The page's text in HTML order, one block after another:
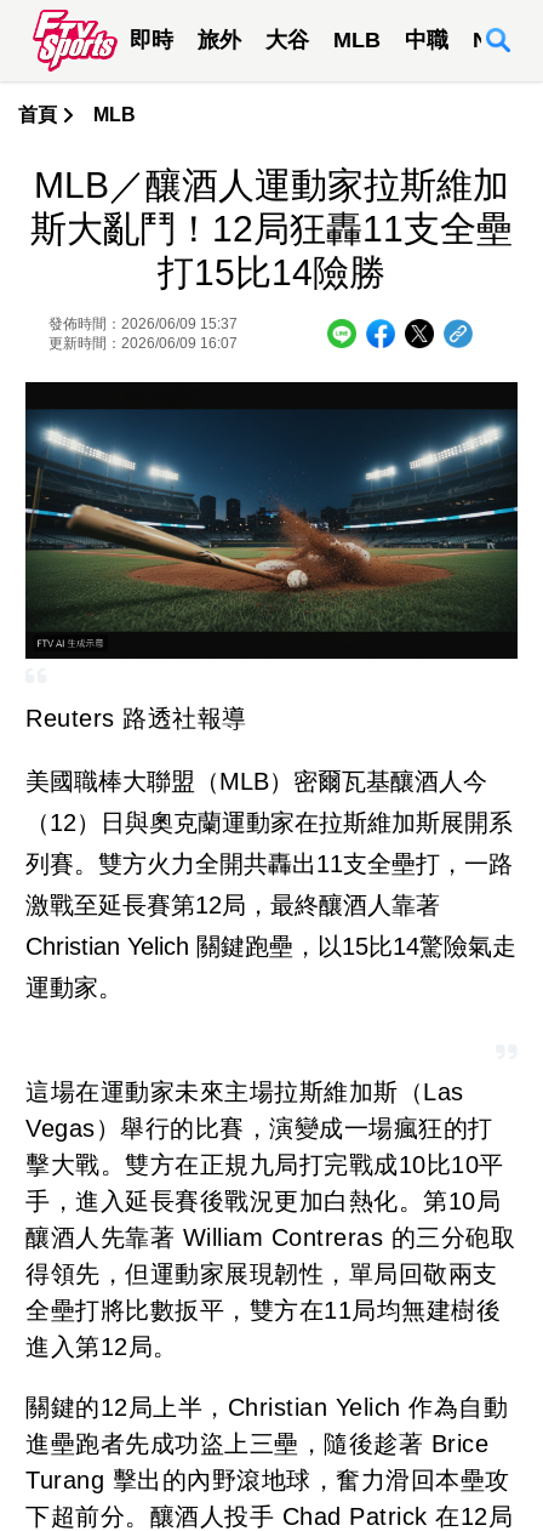
即時 旅外 大谷 MLB 中職 NBA
首頁 MLB
MLB／釀酒人運動家拉斯維加
斯大亂鬥！12局狂轟11支全壘
打15比14險勝
發佈時間：2026/06/09 15:37
更新時間：2026/06/09 16:07
Reuters 路透社報導
美國職棒大聯盟（MLB）密爾瓦基釀酒人今
（12）日與奧克蘭運動家在拉斯維加斯展開系
列賽。雙方火力全開共轟出11支全壘打，一路
激戰至延長賽第12局，最終釀酒人靠著
Christian Yelich 關鍵跑壘，以15比14驚險氣走
運動家。
這場在運動家未來主場拉斯維加斯（Las
Vegas）舉行的比賽，演變成一場瘋狂的打
擊大戰。雙方在正規九局打完戰成10比10平
手，進入延長賽後戰況更加白熱化。第10局
釀酒人先靠著 William Contreras 的三分砲取
得領先，但運動家展現韌性，單局回敬兩支
全壘打將比數扳平，雙方在11局均無建樹後
進入第12局。
關鍵的12局上半，Christian Yelich 作為自動
進壘跑者先成功盜上三壘，隨後趁著 Brice
Turang 擊出的內野滾地球，奮力滑回本壘攻
下超前分。釀酒人投手 Chad Patrick 在12局